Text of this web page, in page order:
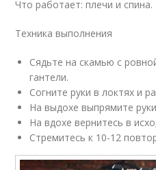
Что работает: плечи и спина.
Техника выполнения
Сядьте на скамью с
гантели.
Согните руки в локтях и
На выдохе выпрямите
На вдохе вернитесь в
Стремитесь к 10-12